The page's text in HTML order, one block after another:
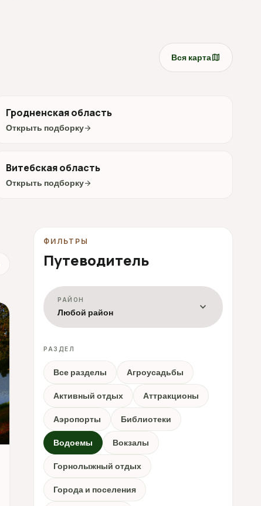
Вся картаmap
Гродненская область
Открыть подборкуarrow_forward
Витебская область
Открыть подборкуarrow_forward
ФИЛЬТРЫ
Путеводитель
РАЙОН
Любой район expand_more
РАЗДЕЛ
Все разделы Агроусадьбы
Активный отдых Аттракционы
Аэропорты Библиотеки
Водоемы Вокзалы
Горнолыжный отдых
Города и поселения